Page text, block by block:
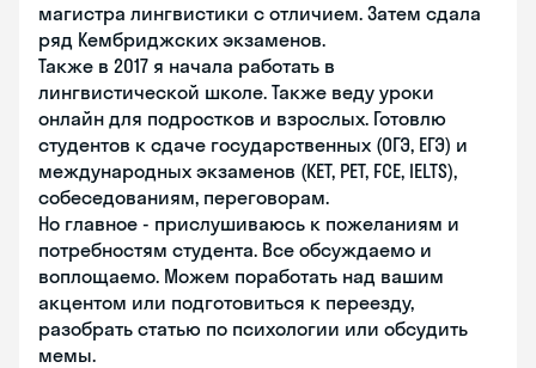
магистра лингвистики с отличием. Затем сдала
ряд Кембриджских экзаменов.
Также в 2017 я начала работать в
лингвистической школе. Также веду уроки
онлайн для подростков и взрослых. Готовлю
студентов к сдаче государственных (ОГЭ, ЕГЭ) и
международных экзаменов (KET, PET, FCE, IELTS),
собеседованиям, переговорам.
Но главное - прислушиваюсь к пожеланиям и
потребностям студента. Все обсуждаемо и
воплощаемо. Можем поработать над вашим
акцентом или подготовиться к переезду,
разобрать статью по психологии или обсудить
мемы.